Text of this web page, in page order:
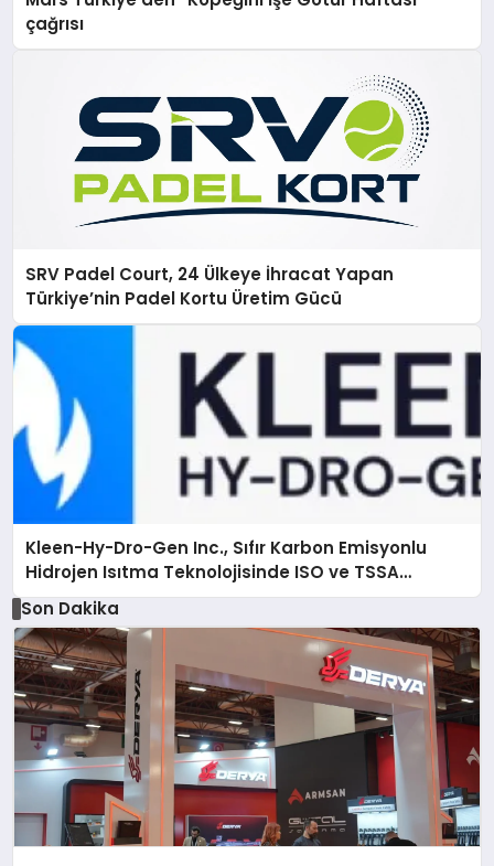
çağrısı
SRV Padel Court, 24 Ülkeye İhracat Yapan
Türkiye’nin Padel Kortu Üretim Gücü
Kleen-Hy-Dro-Gen Inc., Sıfır Karbon Emisyonlu
Hidrojen Isıtma Teknolojisinde ISO ve TSSA
Düzenleyici Onaylarını Aldı
Son Dakika